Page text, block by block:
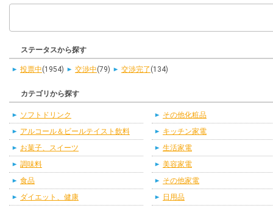
ステータスから探す
投票中(1954) 交渉中(79) 交渉完了 (134)
カテゴリから探す
ソフトドリンク
アルコール＆ビールテイスト飲料
お菓子、スイーツ
調味料
食品
ダイエット、健康
その他化粧品
キッチン家電
生活家電
美容家電
その他家電
日用品